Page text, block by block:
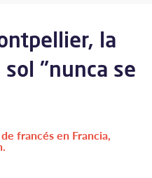
la
"nunca se
francés en Francia,